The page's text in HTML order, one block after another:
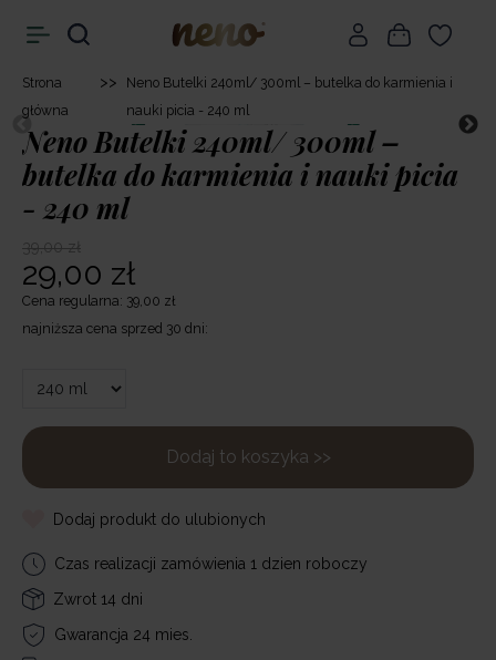
Strona
główna
>>
Neno Butelki 240ml/ 300ml – butelka do karmienia i
nauki picia - 240 ml
Neno Butelki 240ml/ 300ml –
butelka do karmienia i nauki picia
- 240 ml
39,00 zł
29,00 zł
Cena regularna: 39,00 zł
najniższa cena sprzed 30 dni:
Dodaj to koszyka >>
Dodaj produkt do ulubionych
Czas realizacji zamówienia 1 dzien roboczy
Zwrot 14 dni
Gwarancja 24 mies.